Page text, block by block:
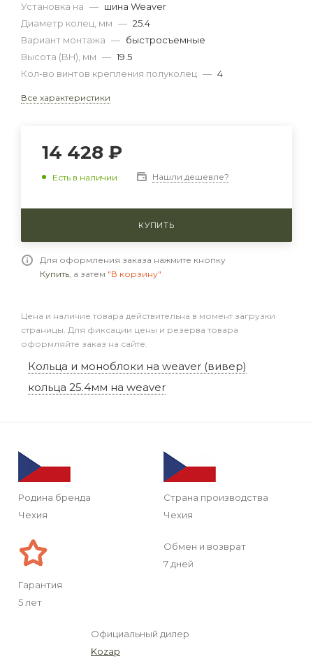
Установка на — шина Weaver
Диаметр колец, мм — 25.4
Вариант монтажа — быстросъемные
Высота (BH), мм — 19.5
Кол-во винтов крепления полуколец — 4
Все характеристики
14 428 ₽
Есть в наличии Нашли дешевле?
КУПИТЬ
Для оформления заказа нажмите кнопку
Купить, а затем "В корзину"
Цена и наличие товара действительна в момент загрузки
страницы. Для фиксации цены и резерва товара
оформляйте заказ на сайте.
Кольца и моноблоки на weaver (вивер)
кольца 25.4мм на weaver
Родина бренда
Чехия
Страна производства
Чехия
Гарантия
5 лет
Обмен и возврат
7 дней
Официальный дилер
Kozap